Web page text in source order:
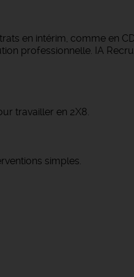
en intérim, comme en
professionnelle. IA
travailler en 2X8.
simples.